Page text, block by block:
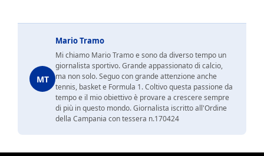
MT
Mario Tramo
Mi chiamo Mario Tramo e sono da diverso tempo un
giornalista sportivo. Grande appassionato di calcio,
ma non solo. Seguo con grande attenzione anche
tennis, basket e Formula 1. Coltivo questa passione da
tempo e il mio obiettivo è provare a crescere sempre
di più in questo mondo. Giornalista iscritto all'Ordine
della Campania con tessera n.170424